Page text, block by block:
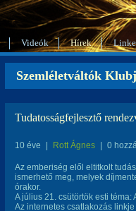
Videók Hírek
Szemléletváltók
Tudatosságfejlesztő
10 éve Rott Ágnes 0
Az emberiség elől eltitkolt
ismerhető meg, melyek
órakor.
A július 21. csütörtök esti
Az internetes csatlakozás